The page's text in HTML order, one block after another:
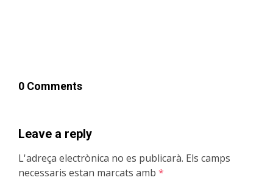
0 Comments
Leave a reply
L'adreça electrònica no es publicarà. Els camps
necessaris estan marcats amb *